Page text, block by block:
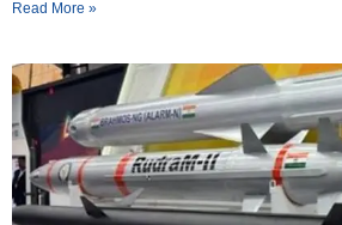
Read More »